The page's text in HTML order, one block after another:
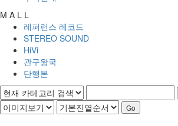
M A L L
레퍼런스 레코드
STEREO SOUND
HiVi
관구왕국
단행본